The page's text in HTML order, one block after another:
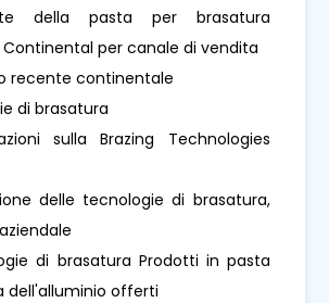
della pasta per brasatura
per canale di vendita
recente continentale
di brasatura
sulla Brazing Technologies
delle tecnologie di brasatura,
di brasatura Prodotti in pasta
dell'alluminio offerti